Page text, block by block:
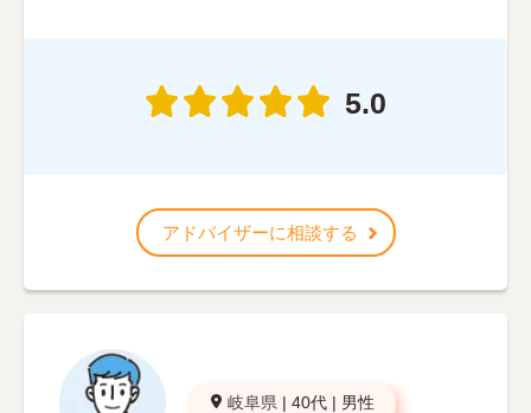
5.0
アドバイザーに相談する
岐阜県 | 40代 | 男性